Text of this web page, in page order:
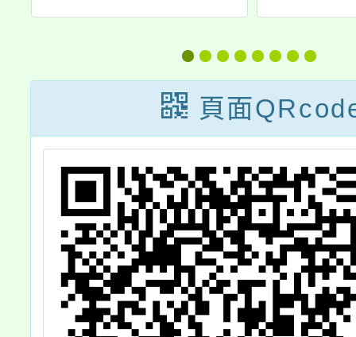
例」核定每年6
月23日為公共服
務日
學校
用及
第十
二，
國一
月
頁面